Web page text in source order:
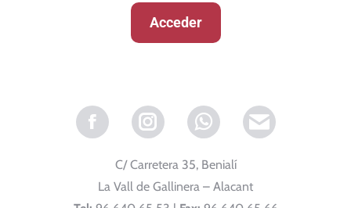
Acceder
FacebookInstagramWhatsapp
C/ Carretera 35, Benialí
La Vall de Gallinera – Alacant